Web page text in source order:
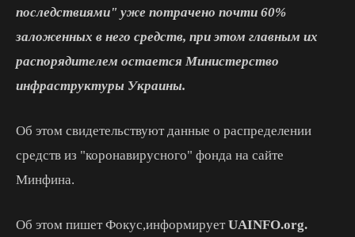
последствиями" уже потрачено почти 60%
заложенных в него средств, при этом главным их
распорядителем остается Министерство
инфраструктуры Украины.
Об этом свидетельствуют данные о распределении
средств из "коронавирусного" фонда на сайте
Минфина.
Об этом пишет Фокус,информируетUAINFO.org.